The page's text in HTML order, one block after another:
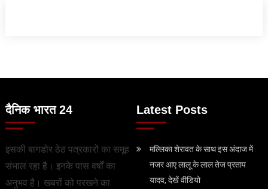
दैनिक भारत 24
इसकी बागडोर ठेठ पत्रकारों का समूह
संभाल रहा है। इनके पास वर्षों का
अनुभव है। खबरों को परखने का
Latest Posts
मल्लिका शेरावत के साथ इस अंदाज में
नजर आए लालू के लाल तेज प्रताप
यादव, देखें वीडियो